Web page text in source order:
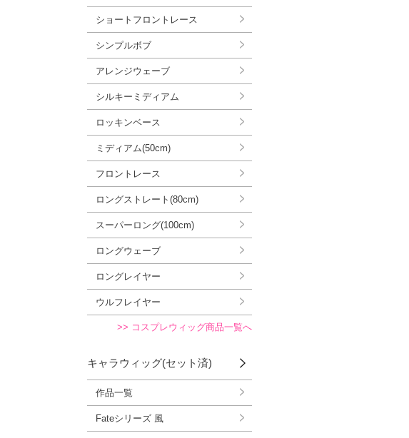
ショートフロントレース
シンプルボブ
アレンジウェーブ
シルキーミディアム
ロッキンベース
ミディアム(50cm)
フロントレース
ロングストレート(80cm)
スーパーロング(100cm)
ロングウェーブ
ロングレイヤー
ウルフレイヤー
>> コスプレウィッグ商品一覧へ
キャラウィッグ(セット済)
作品一覧
Fateシリーズ 風